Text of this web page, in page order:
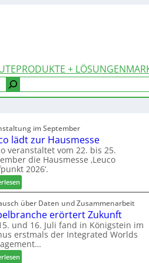
PRODUKTE + LÖSUNGEN
im September
lädt zur Hausmesse
veranstaltet vom 22. bis 25.
die Hausmesse ‚Leuco
2026‘.
:
L
e
u
c
o
l
über Daten und Zusammenarbeit
erörtert Zukunft
und 16. Juli fand in Königstein im
erstmals der Integrated Worlds
: